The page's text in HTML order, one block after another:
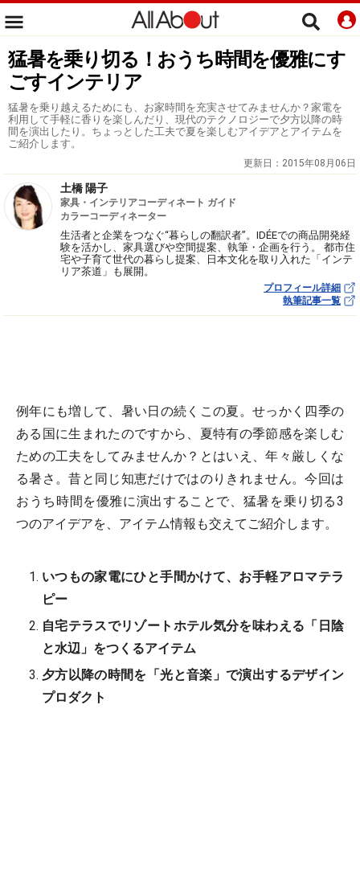
猛暑を乗り切る！おうち時間を優雅にす
ごすインテリア
猛暑を乗り越えるためにも、お家時間を充実させてみませんか？家電を
利用して手軽に香りを楽しんだり、現代のテクノロジーで夕方以降の時
間を演出したり。ちょっとした工夫で夏を楽しむアイデアとアイテムを
ご紹介します。
更新日： 2015年08月06日
土橋 陽子
家具・インテリアコーディネート ガイド
カラーコーディネーター
生活者と企業をつなぐ“暮らしの翻訳者”。IDÉEでの商品開発経
験を活かし、家具選びや空間提案、執筆・企画を行う。 都市住
宅や子育て世代の暮らし提案、日本文化を取り入れた「インテ
リア茶道」も展開。
プロフィール詳細
執筆記事一覧
例年にも増して、暑い日の続くこの夏。せっかく四季の
ある国に生まれたのですから、夏特有の季節感を楽しむ
ための工夫をしてみませんか？とはいえ、年々厳しくな
る暑さ。昔と同じ知恵だけではのりきれません。今回は
おうち時間を優雅に演出することで、猛暑を乗り切る3
つのアイデアを、アイテム情報も交えてご紹介します。
いつもの家電にひと手間かけて、お手軽アロマテラ
ピー
自宅テラスでリゾートホテル気分を味わえる「日陰
と水辺」をつくるアイテム
夕方以降の時間を「光と音楽」で演出するデザイン
プロダクト